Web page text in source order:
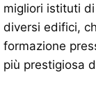
migliori istituti di
diversi edifici,
formazione
più prestigiosa